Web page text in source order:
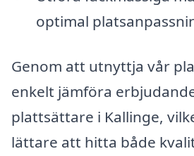
optimal
Genom att utnyttja vår
enkelt jämföra
plattsättare i Kallinge,
lättare att hitta både